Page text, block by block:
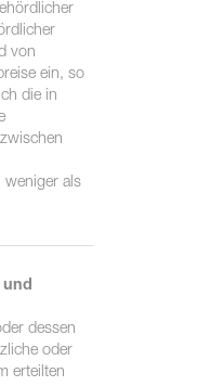
von
ein, so
die in
weniger als
und
dessen
oder
erteilten